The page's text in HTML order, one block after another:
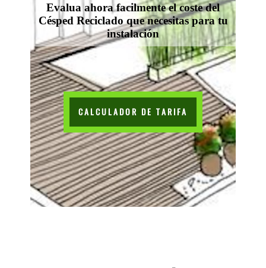
Evalua ahora facilmente el coste del
Césped Reciclado que necesitas para tu
instalación
CALCULADOR DE TARIFA